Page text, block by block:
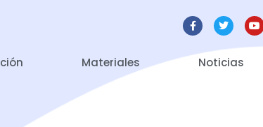
Materiales Noticias